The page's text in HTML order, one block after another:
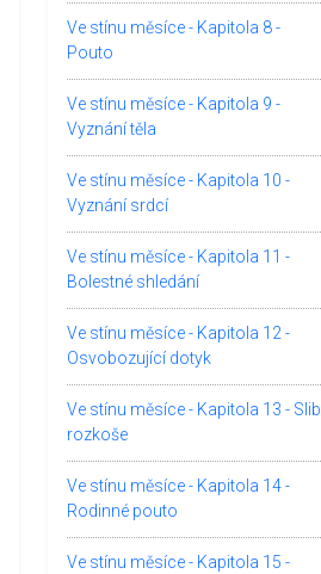
Ve stínu měsíce - Kapitola 8 -
Pouto
Ve stínu měsíce - Kapitola 9 -
Vyznání těla
Ve stínu měsíce - Kapitola 10 -
Vyznání srdcí
Ve stínu měsíce - Kapitola 11 -
Bolestné shledání
Ve stínu měsíce - Kapitola 12 -
Osvobozující dotyk
Ve stínu měsíce - Kapitola 13 - Slib
rozkoše
Ve stínu měsíce - Kapitola 14 -
Rodinné pouto
Ve stínu měsíce - Kapitola 15 -